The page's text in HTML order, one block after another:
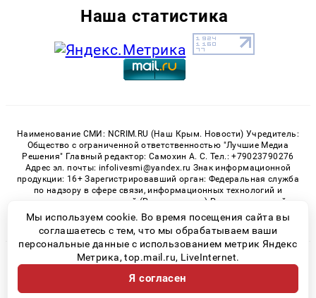
Наша статистика
Наименование СМИ: NCRIM.RU (Наш Крым. Новости) Учредитель:
Общество с ограниченной ответственностью "Лучшие Медиа
Решения" Главный редактор: Самохин А. С. Тел.: +79023790276
Адрес эл. почты: infolivesmi@yandex.ru Знак информационной
продукции: 16+ Зарегистрировавший орган: Федеральная служба
по надзору в сфере связи, информационных технологий и
массовых коммуникаций (Роскомнадзор) Регистрационный
номер СМИ ЭЛ № ФС 77 - 81150 от 02.06.2021
© 2026 «nCrim.ru» | Все права защищены
Возрастная категория сайта 16+
Политика конфиденциальности
Мы используем cookie. Во время посещения сайта вы
соглашаетесь с тем, что мы обрабатываем ваши
персональные данные с использованием метрик Яндекс
Метрика, top.mail.ru, LiveInternet.
Я согласен